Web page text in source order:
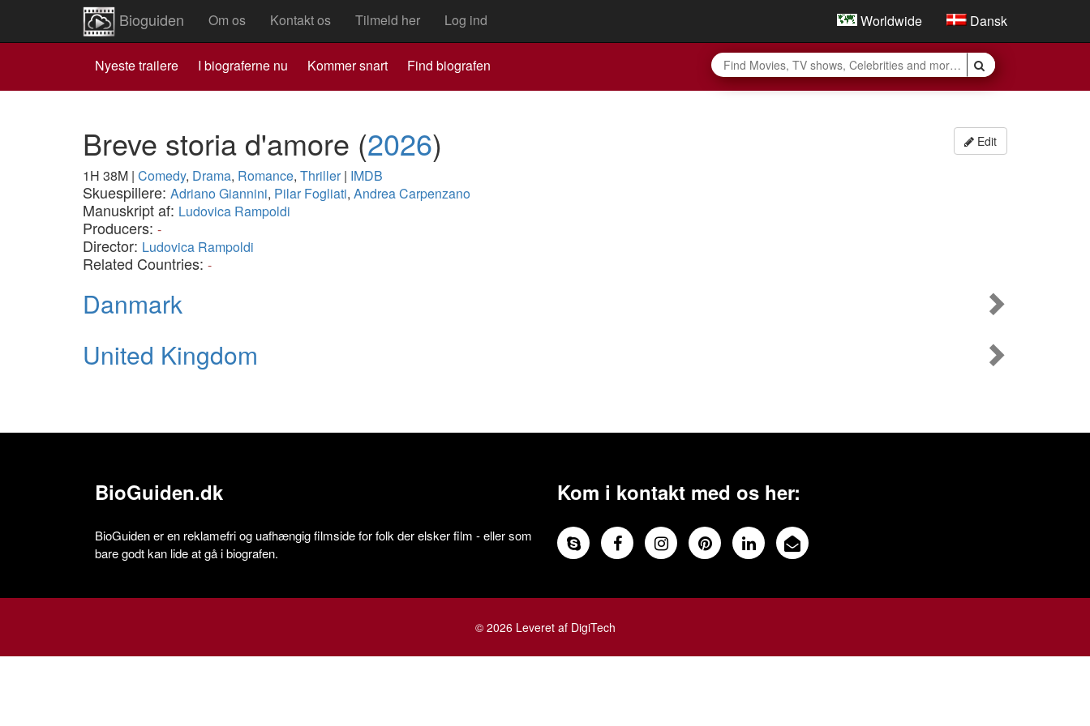
Bioguiden Om os Kontakt os Tilmeld her Log ind Worldwide Dansk
Nyeste trailere I biograferne nu Kommer snart Find biografen
Edit
Breve storia d'amore (2026)
1H 38M | Comedy, Drama, Romance, Thriller| IMDB
Skuespillere: Adriano Giannini, Pilar Fogliati, Andrea Carpenzano
Manuskript af: Ludovica Rampoldi
Producers: -
Director: Ludovica Rampoldi
Related Countries: -
Danmark
United Kingdom
BioGuiden.dk
BioGuiden er en reklamefri og uafhængig filmside for folk der elsker film - eller som
bare godt kan lide at gå i biografen.
Kom i kontakt med os her:
© 2026 Leveret af DigiTech